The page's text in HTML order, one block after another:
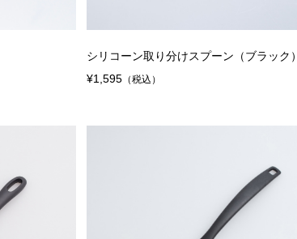
シリコーン取り分けスプーン（ブラック）
¥1,595 （税込）